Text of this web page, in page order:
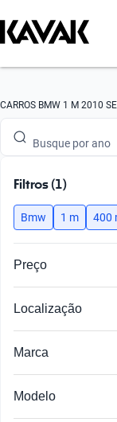
CARROS BMW 1 M 2010
Busque por marca
Busque por
Busque por
Busque por ano
Busque por
Busque por
Filtros (1)
Bmw 1 m 400
Preço
Localização
Marca
Modelo